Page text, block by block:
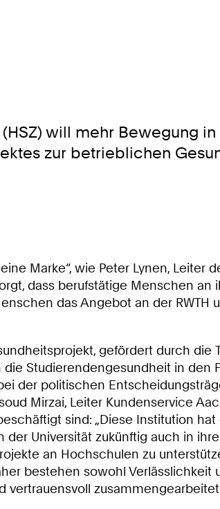
will mehr Bewegung
zur betrieblichen
Marke“, wie Peter Lynen, Leiter
dass berufstätige Menschen
das Angebot an der
gefördert durch die
Studierendengesundheit in den
der politischen
Mirzai, Leiter Kundenservice
sind: „Diese Institution
Universität zukünftig auch in
an Hochschulen zu
bestehen sowohl